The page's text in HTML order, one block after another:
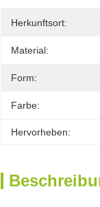
Herkunftsort:
Material:
Form:
Farbe:
Hervorheben: